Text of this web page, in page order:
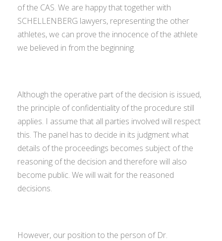
of the CAS. We are happy that together with
SCHELLENBERG lawyers, representing the other
athletes, we can prove the innocence of the athlete
we believed in from the beginning.
Although the operative part of the decision is issued,
the principle of confidentiality of the procedure still
applies. I assume that all parties involved will respect
this. The panel has to decide in its judgment what
details of the proceedings becomes subject of the
reasoning of the decision and therefore will also
become public. We will wait for the reasoned
decisions.
However, our position to the person of Dr.